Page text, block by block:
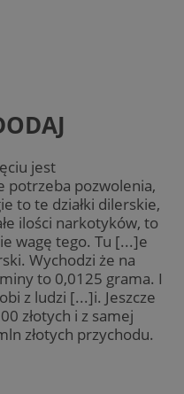
jest
potrzeba pozwolenia,
to te działki dilerskie,
ilości narkotyków, to
wagę tego. Tu [...]e
Wychodzi że na
to 0,0125 grama. I
z ludzi [...]i. Jeszcze
złotych i z samej
złotych przychodu.